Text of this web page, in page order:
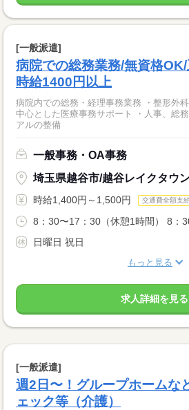
[一般派遣]
病院での総務業務/無資格
時給1400円以上
病院内での総務・経理事務業務 ・整形外科（外来、手術、入院）を
中心とした医療事務サポート ・人事、総
アルの整備
一般事務・OA事務
埼玉県越谷市/越谷レイクタウ
時給1,400円～1,500円 交通費全額支
8：30〜17：30（休憩1時間） 8：
日曜日 祝日
もっと見る
求人詳細を見る
[一般派遣]
週2日〜！グループホームな
ェック等（介護）